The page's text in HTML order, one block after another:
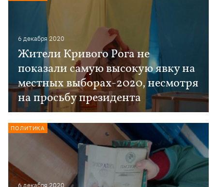
6 декабря 2020
Жители Кривого Рога не
показали самую высокую явку на
местных выборах-2020, несмотря
на просьбу президента
6 декабря 2020
ПОЛИТИКА